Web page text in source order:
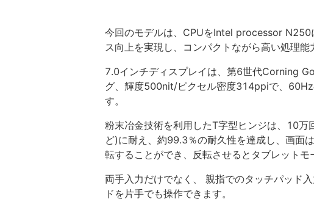
今回のモデルは、CPUをIntel processor
ス向上を実現し、コンパクトながら高い処理能
7.0インチディスプレイは、第6世代Corning
グ、輝度500nit/ピクセル密度314ppiで、
す。
粉末冶金技術を利用したT字型ヒンジは、10
ど)に耐え、約99.3％の耐久性を達成し、画面
転することができ、反転させるとタブレットモ
両手入力だけでなく、 親指でのタッチパッド
ドを片手でも操作できます。